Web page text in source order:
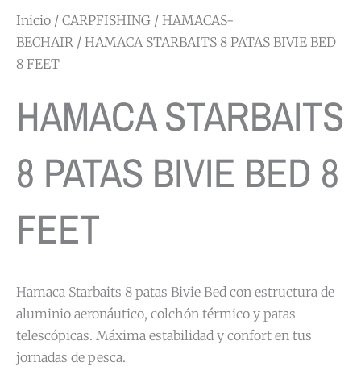
Inicio / CARPFISHING / HAMACAS-
BECHAIR / HAMACA STARBAITS 8 PATAS BIVIE BED
8 FEET
HAMACA STARBAITS
8 PATAS BIVIE BED 8
FEET
Hamaca Starbaits 8 patas Bivie Bed con estructura de
aluminio aeronáutico, colchón térmico y patas
telescópicas. Máxima estabilidad y confort en tus
jornadas de pesca.